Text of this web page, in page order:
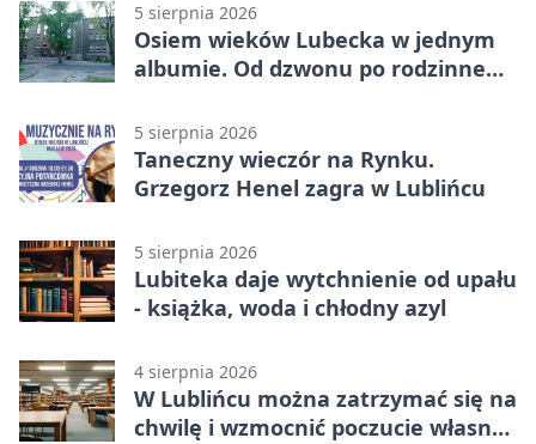
5 sierpnia 2026
Osiem wieków Lubecka w jednym
albumie. Od dzwonu po rodzinne
5 sierpnia 2026
Taneczny wieczór na Rynku.
Grzegorz Henel zagra w Lublińcu
5 sierpnia 2026
Lubiteka daje wytchnienie od upału
- książka, woda i chłodny azyl
4 sierpnia 2026
W Lublińcu można zatrzymać się na
chwilę i wzmocnić poczucie własnej